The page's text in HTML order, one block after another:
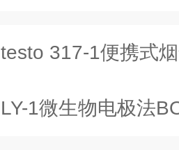
testo 317-1便携式烟
LY-1微生物电极法